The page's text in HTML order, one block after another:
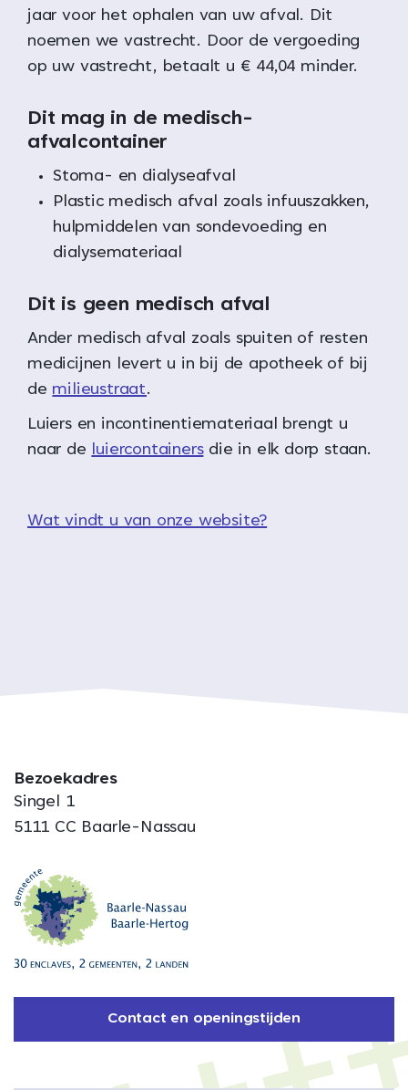
jaar voor het ophalen van uw afval. Dit
noemen we vastrecht. Door de vergoeding
op uw vastrecht, betaalt u € 44,04 minder.
Dit mag in de medisch-
afvalcontainer
Stoma- en dialyseafval
Plastic medisch afval zoals infuuszakken,
hulpmiddelen van sondevoeding en
dialysemateriaal
Dit is geen medisch afval
Ander medisch afval zoals spuiten of resten
medicijnen levert u in bij de apotheek of bij
de milieustraat.
Luiers en incontinentiemateriaal brengt u
naar de luiercontainersdie in elk dorp staan.
Wat vindt u van onze website?
Bezoekadres
Singel 1
5111 CC Baarle-Nassau
Contact en openingstijden